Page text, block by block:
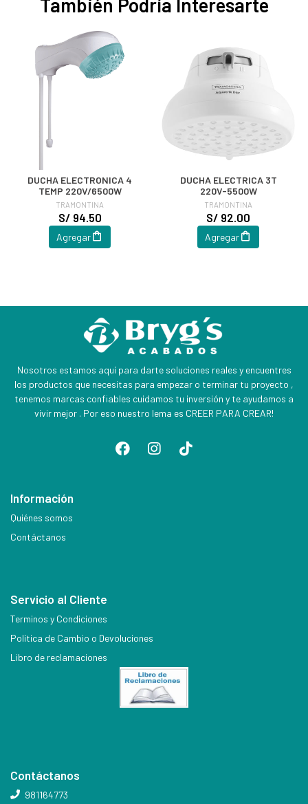
DUCHA ELECTRONICA 4
TEMP 220V/6500W
TRAMONTINA
S/ 94.50
Agregar
DUCHA ELECTRICA 3T
220V-5500W
TRAMONTINA
S/ 92.00
Agregar
Nosotros estamos aquí para darte soluciones reales y encuentres
los productos que necesitas para empezar o terminar tu proyecto ,
tenemos marcas confiables cuidamos tu inversión y te ayudamos a
vivir mejor . Por eso nuestro lema es CREER PARA CREAR!
Información
Quiénes somos
Contáctanos
Servicio al Cliente
Terminos y Condiciones
Política de Cambio o Devoluciones
Libro de reclamaciones
Contáctanos
981164773